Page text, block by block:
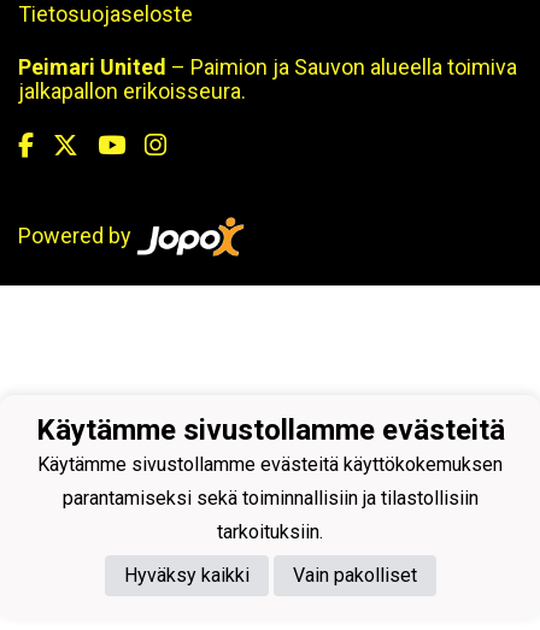
Tietosuojaseloste
Peimari United – Paimion ja Sauvon alueella toimiva
jalkapallon erikoisseura.
Powered by
Käytämme sivustollamme evästeitä
Käytämme sivustollamme evästeitä käyttökokemuksen
parantamiseksi sekä toiminnallisiin ja tilastollisiin
tarkoituksiin.
Hyväksy kaikki
Vain pakolliset